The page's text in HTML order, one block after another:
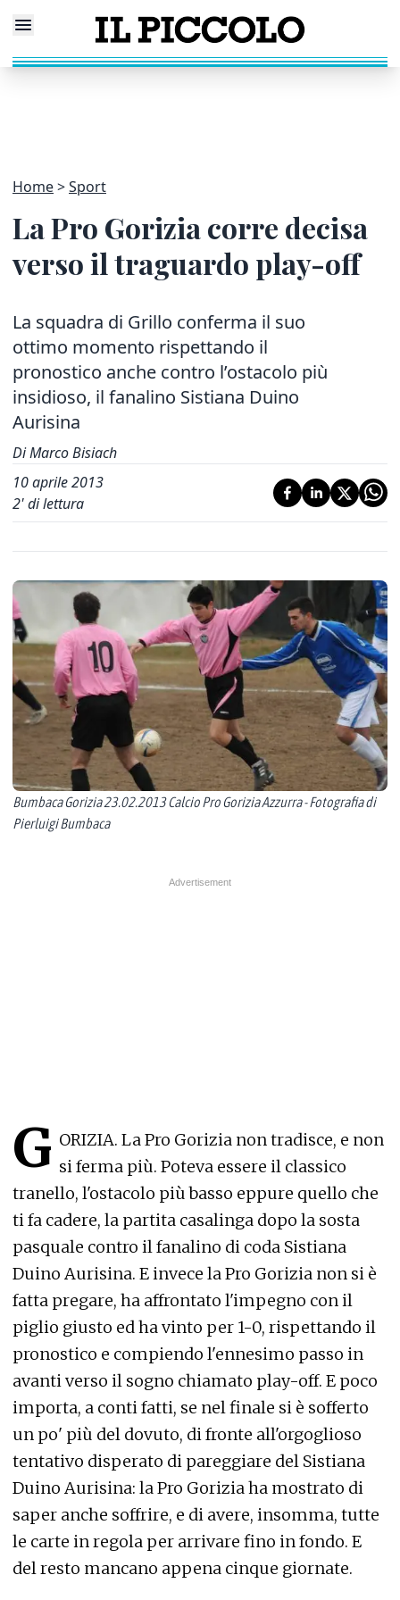
Home Sport
La Pro Gorizia corre decisa
verso il traguardo play-off
La squadra di Grillo conferma il suo
ottimo momento rispettando il
pronostico anche contro l’ostacolo più
insidioso, il fanalino Sistiana Duino
Aurisina
Di Marco Bisiach
10 aprile 2013
2' di lettura
Bumbaca Gorizia 23.02.2013 Calcio Pro Gorizia Azzurra - Fotografia di
Pierluigi Bumbaca
G ORIZIA. La Pro Gorizia non tradisce, e non
si ferma più. Poteva essere il classico
tranello, l'ostacolo più basso eppure quello che
ti fa cadere, la partita casalinga dopo la sosta
pasquale contro il fanalino di coda Sistiana
Duino Aurisina. E invece la Pro Gorizia non si è
fatta pregare, ha affrontato l'impegno con il
piglio giusto ed ha vinto per 1-0, rispettando il
pronostico e compiendo l'ennesimo passo in
avanti verso il sogno chiamato play-off. E poco
importa, a conti fatti, se nel finale si è sofferto
un po' più del dovuto, di fronte all'orgoglioso
tentativo disperato di pareggiare del Sistiana
Duino Aurisina: la Pro Gorizia ha mostrato di
saper anche soffrire, e di avere, insomma, tutte
le carte in regola per arrivare fino in fondo. E
del resto mancano appena cinque giornate.